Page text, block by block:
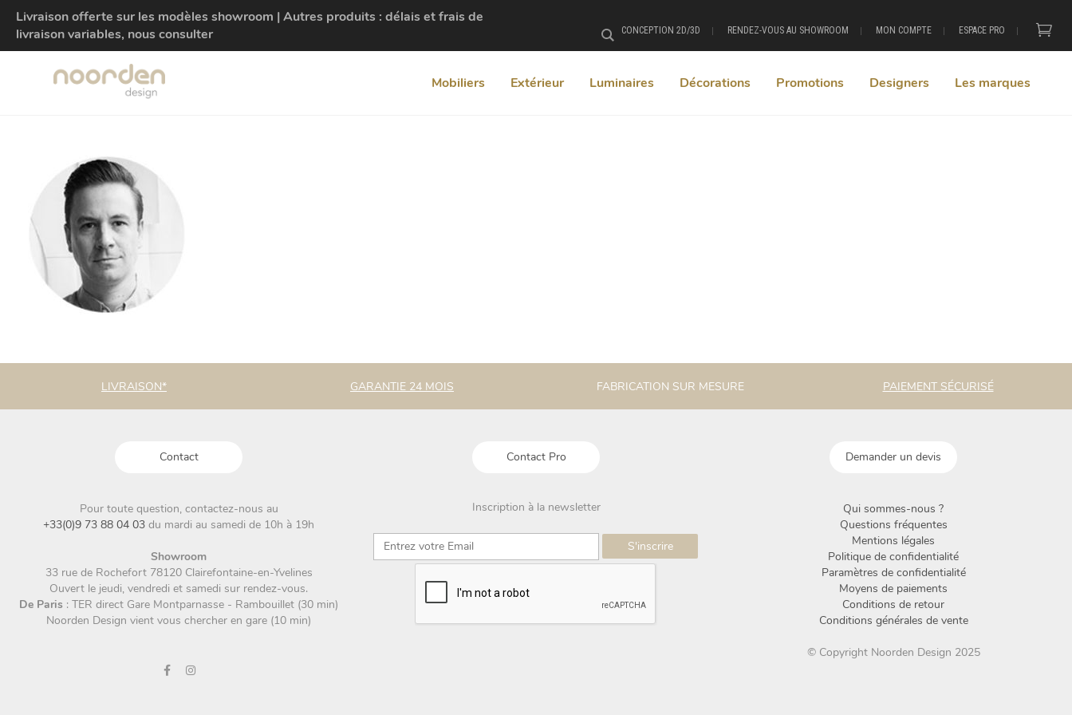
Livraison offerte sur les modèles showroom | Autres produits : délais et frais de
livraison variables, nous consulter
CONCEPTION 2D/3D RENDEZ-VOUS AU SHOWROOM MON COMPTE ESPACE PRO
Mobiliers Extérieur Luminaires Décorations Promotions Designers Les marques
Rechercher
LIVRAISON* GARANTIE 24 MOIS FABRICATION SUR MESURE PAIEMENT SÉCURISÉ
Contact Contact Pro Demander un devis
Pour toute question, contactez-nous au
+33(0)9 73 88 04 03 du mardi au samedi de 10h à 19h
Showroom
33 rue de Rochefort 78120 Clairefontaine-en-Yvelines
Ouvert le jeudi, vendredi et samedi sur rendez-vous.
De Paris : TER direct Gare Montparnasse - Rambouillet (30 min)
Noorden Design vient vous chercher en gare (10 min)
Inscription à la newsletter
Qui sommes-nous ?
Questions fréquentes
Mentions légales
Politique de confidentialité
Paramètres de confidentialité
Moyens de paiements
Conditions de retour
Conditions générales de vente
© Copyright Noorden Design 2025